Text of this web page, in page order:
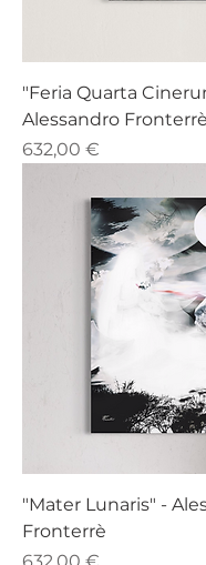
"Feria Quarta
Alessandro Fronterrè
Prezzo
632,00 €
"Mater Lunaris" -
Fronterrè
Prezzo